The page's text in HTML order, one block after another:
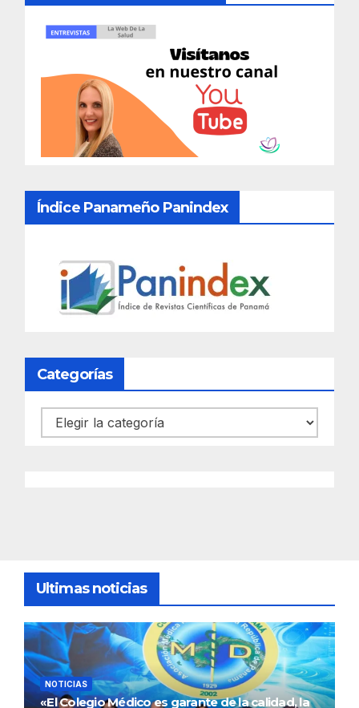
Índice Panameño Panindex
Categorías
Categorías
Ultimas noticias
NOTICIAS
«El Colegio Médico es garante de la calidad, la